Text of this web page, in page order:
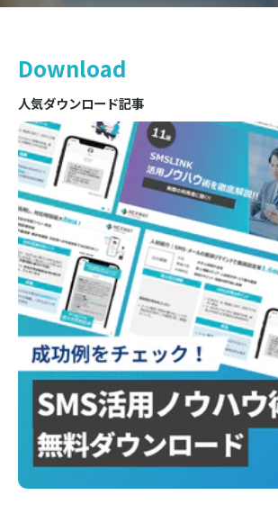
Download
人気ダウンロード記事